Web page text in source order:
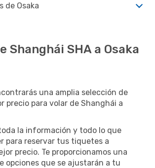
de Osaka
Shanghái SHA a Osaka
una amplia selección de
precio para volar de Shanghái a
la información y todo lo que
para reservar tus tiquetes a
precio. Te proporcionamos una
opciones que se ajustarán a tu